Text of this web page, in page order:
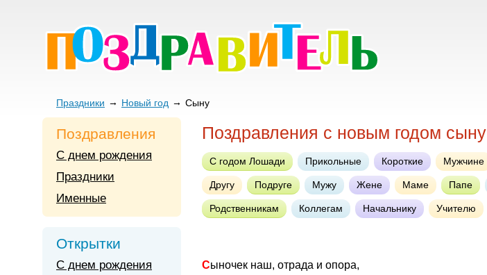
Праздники Новый год Сыну
Поздравления с новым годом сыну
С годом Лошади Прикольные Короткие Мужчине
Другу Подруге Мужу Жене Маме Папе
Родственникам Коллегам Начальнику Учителю
Сыночек наш, отрада и опора,
Поздравления
С днем рождения
Праздники
Именные
Открытки
С днем рождения